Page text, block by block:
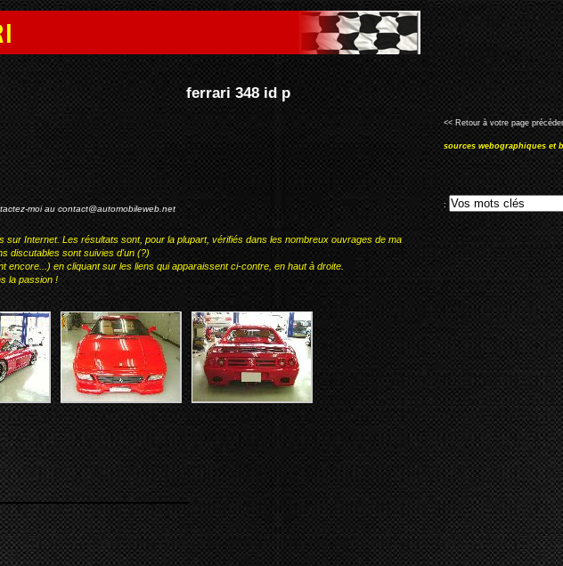
348 id p
moi aucontact@automobileweb.net
Internet. Les résultats sont, pour la plupart, vérifiés dans les nombreux ouvrages de ma
discutables sont suivies d'un (?)
en cliquant sur les liens qui apparaissent ci-contre, en haut à droite.
la passion !
<< Retour à votre page
sources webographiques et
: